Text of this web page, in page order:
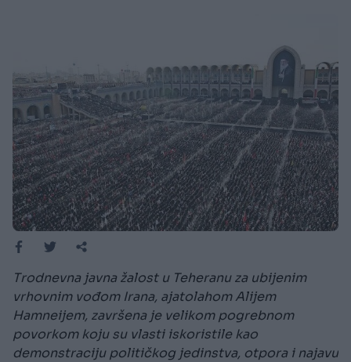
Trodnevna javna žalost u Teheranu za ubijenim
vrhovnim vođom Irana, ajatolahom Alijem
Hamneijem, završena je velikom pogrebnom
povorkom koju su vlasti iskoristile kao
demonstraciju političkog jedinstva, otpora i najavu